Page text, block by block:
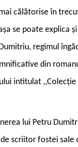
călătorise în
se poate explica
regimul
din
intitulat
lui Petru
scriitor fostei sale